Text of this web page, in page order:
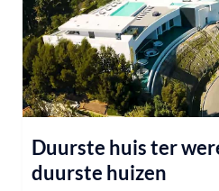
Duurste huis ter
duurste huizen